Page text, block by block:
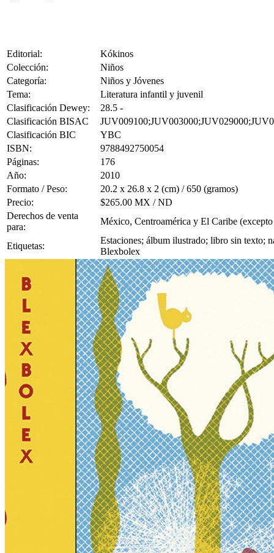
Editorial:
Kókinos
Colección:
Niños
Categoría:
Niños y Jóvenes
Tema:
Literatura infantil y juvenil
Clasificación Dewey:
28.5 -
Clasificación BISAC
Clasificación BIC
YBC
ISBN:
9788492750054
Páginas:
176
Año:
2010
Formato / Peso:
20.2 x 26.8 x 2 (cm) / 650 (gramos)
Precio:
$265.00 MX / ND
Derechos de venta
para:
México, Centroamérica y El Caribe
Etiquetas:
Estaciones; álbum ilustrado; libro sin texto;
Blexbolex